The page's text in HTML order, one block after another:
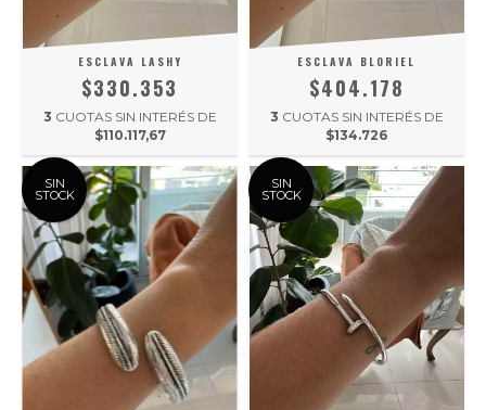
ESCLAVA LASHY
$330.353
3 CUOTAS SIN INTERÉS DE
$110.117,67
ESCLAVA BLORIEL
$404.178
3 CUOTAS SIN INTERÉS DE
$134.726
SIN
STOCK
SIN
STOCK